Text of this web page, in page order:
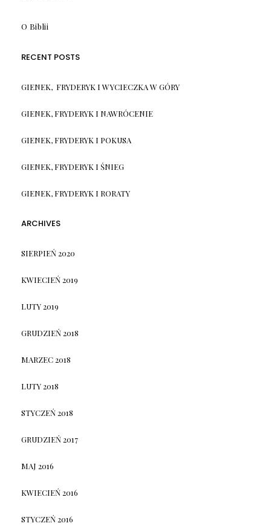
O Biblii
RECENT POSTS
GIENEK, FRYDERYK I WYCIECZKA W GÓRY
GIENEK, FRYDERYK I NAWRÓCENIE
GIENEK, FRYDERYK I POKUSA
GIENEK, FRYDERYK I ŚNIEG
GIENEK, FRYDERYK I RORATY
ARCHIVES
SIERPIEŃ 2020
KWIECIEŃ 2019
LUTY 2019
GRUDZIEŃ 2018
MARZEC 2018
LUTY 2018
STYCZEŃ 2018
GRUDZIEŃ 2017
MAJ 2016
KWIECIEŃ 2016
STYCZEŃ 2016